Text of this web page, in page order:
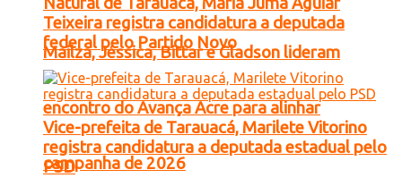
Mailza, Jéssica, Bittar e Gladson lideram
encontro do Avança Acre para alinhar
campanha de 2026
Teixeira registra candidatura a deputada
federal pelo Partido Novo
Vice-prefeita de Tarauacá, Marilete Vitorino
registra candidatura a deputada estadual pelo
PSD